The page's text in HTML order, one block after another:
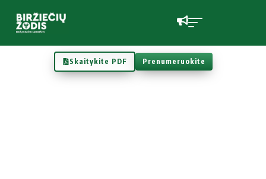
Skaitykite PDF Prenumeruokite